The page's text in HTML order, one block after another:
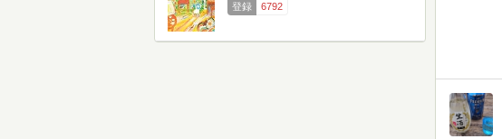
登録
6792